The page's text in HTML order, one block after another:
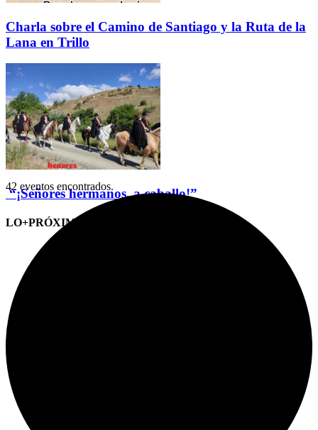
Charla sobre el Camino de Santiago y la Ruta de la
Lana en Trillo
“¡Señores hermanos, a caballo!”
LO+PRÓXIMO (CITAS)
42 eventos encontrados.